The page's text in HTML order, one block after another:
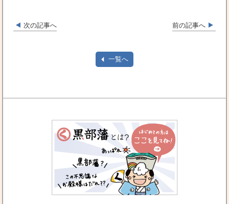
次の記事へ 前の記事へ
一覧へ